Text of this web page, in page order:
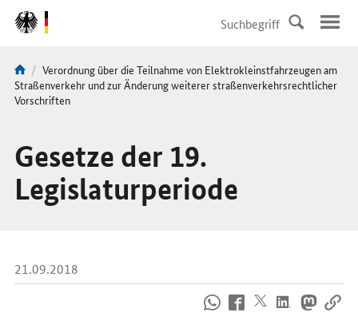
DirektZu:
Navigation
Sie
sind
Aktuelle
Seite:
Verordnung über die Teilnahme von Elektrokleinstfahrzeugen am
Straßenverkehr und zur Änderung weiterer straßenverkehrsrechtlicher
Vorschriften
Gesetze der 19.
Legislaturperiode
21.09.2018